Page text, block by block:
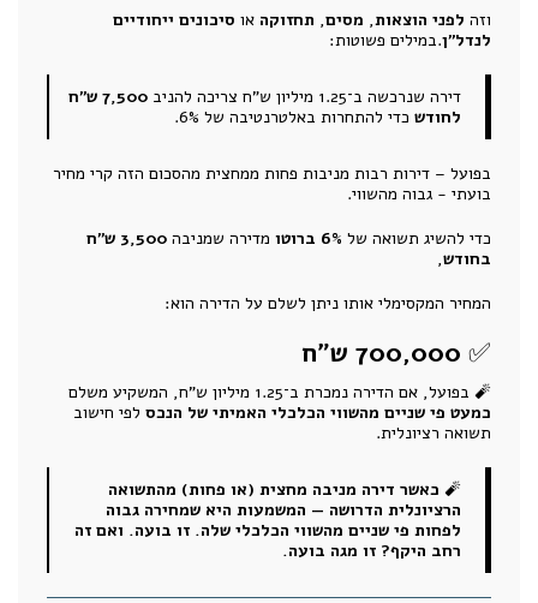
וזה לפני הוצאות, מסים, תחזוקה או סיכונים ייחודיים
לנדל"ן.במילים פשוטות:
דירה שנרכשה ב־1.25 מיליון ש"ח צריכה להניב
7,500 ש"ח
לחודש כדי להתחרות באלטרנטיבה של 6%.
בפועל – דירות רבות מניבות פחות ממחצית מהסכום הזה קרי מחיר
בועתי - גבוה מהשווי.
כדי להשיג תשואה של 6% ברוטו מדירה שמניבה
3,500 ש"ח
בחודש,
המחיר המקסימלי אותו ניתן לשלם על הדירה הוא:
✅ 700,000 ש"ח
🧨 בפועל, אם הדירה נמכרת ב־1.25 מיליון ש"ח, המשקיע משלם
כמעט פי שניים מהשווי הכלכלי האמיתי של הנכס לפי חישוב
תשואה רציונלית.
🧨 כאשר דירה מניבה מחצית (או פחות) מהתשואה
הרציונלית הדרושה — המשמעות היא שמחירה גבוה
לפחות פי שניים מהשווי הכלכלי שלה. זו בועה. ואם זה
רחב היקף? זו מגה בועה.